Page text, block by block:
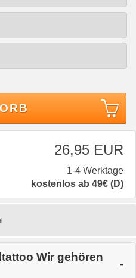
26,95 EUR
1-4 Werktage
kostenlos ab 49€ (D)
Wir gehören